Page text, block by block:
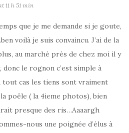
11 h 51 min
que je me demande si je goute,
voilà je suis convaincu. J’ai de la
au marché près de chez moi il y
le rognon c’est simple à
tout cas les tiens sont vraiment
la poêle ( la 4ieme photos), bien
presque des ris…Aaaargh
nous une poignée d’élus à